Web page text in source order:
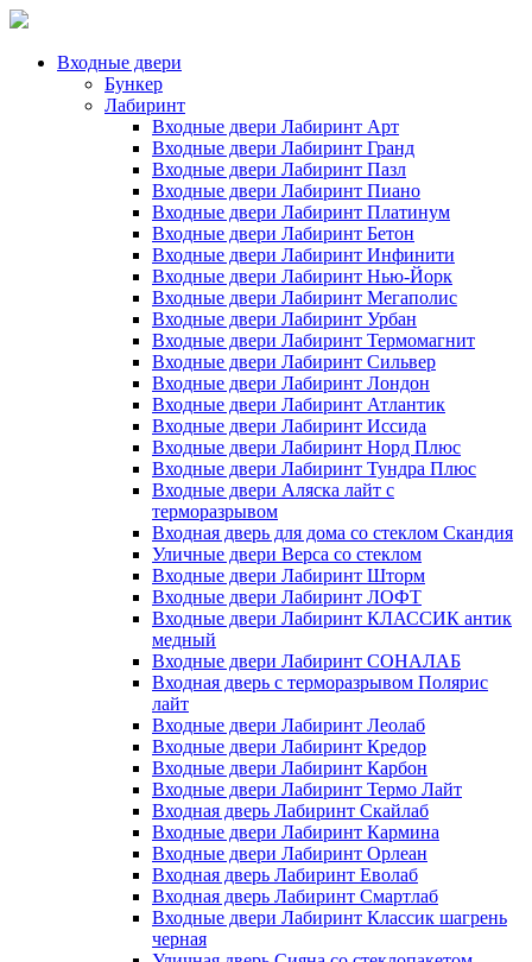
Входные двери
Бункер
Лабиринт
Входные двери Лабиринт Арт
Входные двери Лабиринт Гранд
Входные двери Лабиринт Пазл
Входные двери Лабиринт Пиано
Входные двери Лабиринт Платинум
Входные двери Лабиринт Бетон
Входные двери Лабиринт Инфинити
Входные двери Лабиринт Нью-Йорк
Входные двери Лабиринт Мегаполис
Входные двери Лабиринт Урбан
Входные двери Лабиринт Термомагнит
Входные двери Лабиринт Сильвер
Входные двери Лабиринт Лондон
Входные двери Лабиринт Атлантик
Входные двери Лабиринт Иссида
Входные двери Лабиринт Норд Плюс
Входные двери Лабиринт Тундра Плюс
Входные двери Аляска лайт с
терморазрывом
Входная дверь для дома со стеклом Скандия
Уличные двери Верса со стеклом
Входные двери Лабиринт Шторм
Входные двери Лабиринт ЛОФТ
Входные двери Лабиринт КЛАССИК антик
медный
Входные двери Лабиринт СОНАЛАБ
Входная дверь с терморазрывом Полярис
лайт
Входные двери Лабиринт Леолаб
Входные двери Лабиринт Кредор
Входные двери Лабиринт Карбон
Входные двери Лабиринт Термо Лайт
Входная дверь Лабиринт Скайлаб
Входные двери Лабиринт Кармина
Входные двери Лабиринт Орлеан
Входная дверь Лабиринт Еволаб
Входная дверь Лабиринт Смартлаб
Входные двери Лабиринт Классик шагрень
черная